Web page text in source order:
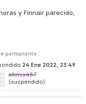
y Finnair parecido,
permanente
24 Ene 2022, 23:49
allincx487
(suspendido)